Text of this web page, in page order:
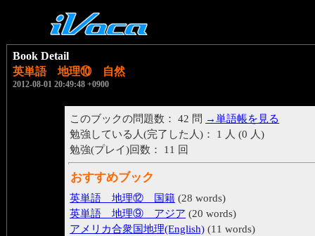
Book Detail
英単語 地理⑩ 自然
2012-08-01 20:49:48 +0900
このブックの問題数： 42 問 →単語帳を見る
勉強している人(完了した人)： 1 人 (0 人)
勉強(プレイ)回数： 11 回
おすすめブック
英単語 地理⑫ 国籍 (28 words)
英単語 地理⑨ アジア (20 words)
アメリカ合衆国地理(English) (11 words)